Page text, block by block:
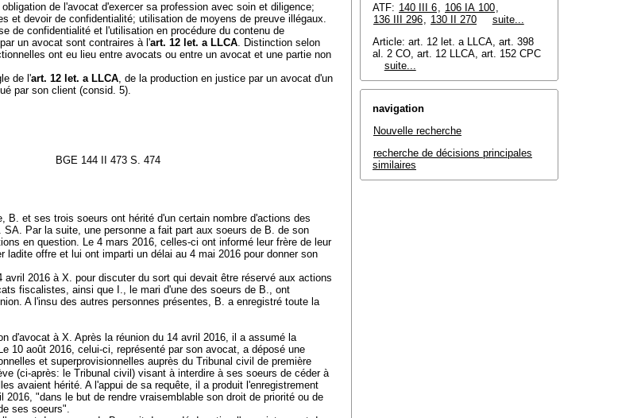
obligation de l'avocat d'exercer sa profession avec soin et diligence;
et devoir de confidentialité; utilisation de moyens de preuve illégaux.
de confidentialité et l'utilisation en procédure du contenu de
un avocat sont contraires à l'art. 12 let. a LLCA. Distinction selon
ont eu lieu entre avocats ou entre un avocat et une partie non
de l'art. 12 let. a LLCA, de la production en justice par un avocat d'un
par son client (consid. 5).
BGE 144 II 473 S. 474
B. et ses trois soeurs ont hérité d'un certain nombre d'actions des
Par la suite, une personne a fait part aux soeurs de B. de son
en question. Le 4 mars 2016, celles-ci ont informé leur frère de leur
ladite offre et lui ont imparti un délai au 4 mai 2016 pour donner son
avril 2016 à X. pour discuter du sort qui devait être réservé aux actions
fiscalistes, ainsi que I., le mari d'une des soeurs de B., ont
A l'insu des autres personnes présentes, B. a enregistré toute la
d'avocat à X. Après la réunion du 14 avril 2016, il a assumé la
10 août 2016, celui-ci, représenté par son avocat, a déposé une
et superprovisionnelles auprès du Tribunal civil de première
(ci-après: le Tribunal civil) visant à interdire à ses soeurs de céder à
avaient hérité. A l'appui de sa requête, il a produit l'enregistrement
2016, "dans le but de rendre vraisemblable son droit de priorité ou de
ses soeurs".
ATF: 140 III 6, 106 IA 100,
136 III 296, 130 II 270
suite...
Article: art. 12 let. a LLCA, art. 398
al. 2 CO, art. 12 LLCA, art. 152 CPC
suite...
navigation
Nouvelle recherche
recherche de décisions principales
similaires